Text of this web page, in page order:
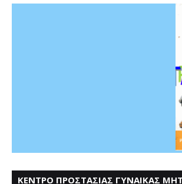
ΚΕΝΤΡΟ ΠΡΟΣΤΑΣΙΑΣ ΓΥΝΑΙΚΑΣ